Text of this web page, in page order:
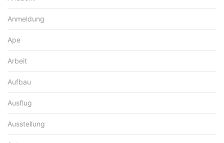
Anmeldung
Ape
Arbeit
Aufbau
Ausflug
Ausstellung